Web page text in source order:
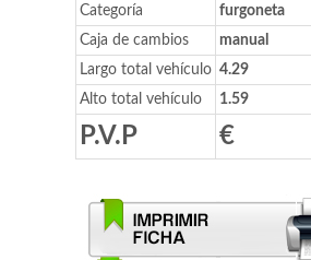
Categoría
furgoneta
Caja de cambios
manual
Largo total vehículo 4.29
Alto total vehículo
1.59
P.V.P €